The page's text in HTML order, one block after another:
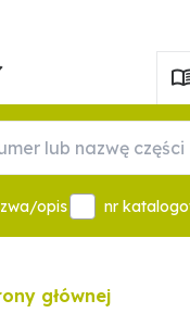
opis nr
głównej